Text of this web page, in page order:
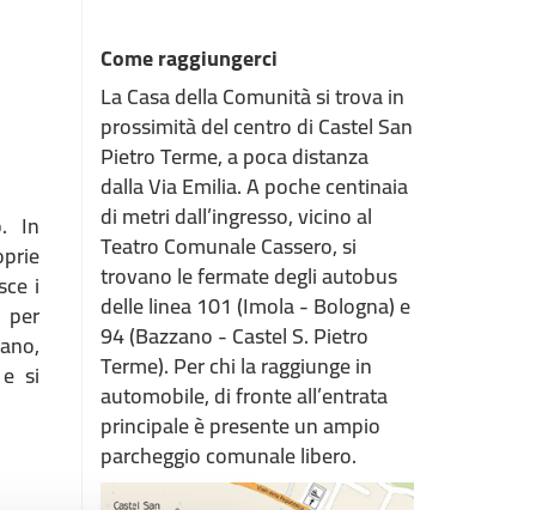
In
i
si
Come raggiungerci
La Casa della Comunità si trova in
prossimità del centro di Castel San
Pietro Terme, a poca distanza
dalla Via Emilia. A poche centinaia
di metri dall’ingresso, vicino al
Teatro Comunale Cassero, si
trovano le fermate degli autobus
delle linea 101 (Imola - Bologna) e
94 (Bazzano - Castel S. Pietro
Terme). Per chi la raggiunge in
automobile, di fronte all’entrata
principale è presente un ampio
parcheggio comunale libero.